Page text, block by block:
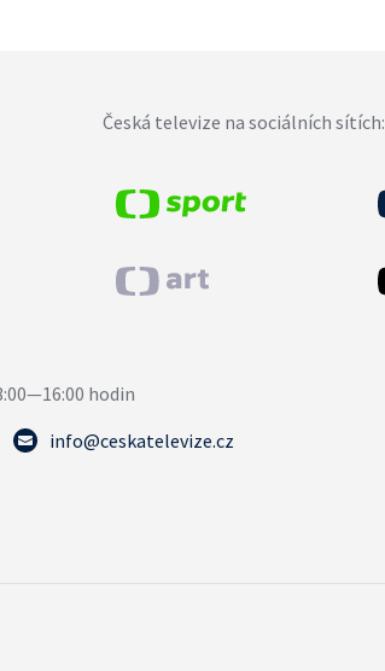
Česká televize na sociálních sítích:
info@ceskatelevize.cz